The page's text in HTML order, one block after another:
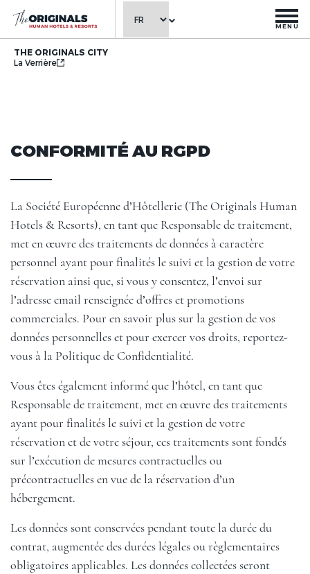
MENU
THE ORIGINALS CITY
La Verrière
CONFORMITÉ AU RGPD
La Société Européenne d’Hôtellerie (The Originals Human
Hotels & Resorts), en tant que Responsable de traitement,
met en œuvre des traitements de données à caractère
personnel ayant pour finalités le suivi et la gestion de votre
réservation ainsi que, si vous y consentez, l’envoi sur
l’adresse email renseignée d’offres et promotions
commerciales. Pour en savoir plus sur la gestion de vos
données personnelles et pour exercer vos droits, reportez-
vous à la Politique de Confidentialité.
Vous êtes également informé que l’hôtel, en tant que
Responsable de traitement, met en œuvre des traitements
ayant pour finalités le suivi et la gestion de votre
réservation et de votre séjour, ces traitements sont fondés
sur l’exécution de mesures contractuelles ou
précontractuelles en vue de la réservation d’un
hébergement.
Les données sont conservées pendant toute la durée du
contrat, augmentée des durées légales ou règlementaires
obligatoires applicables. Les données collectées seront